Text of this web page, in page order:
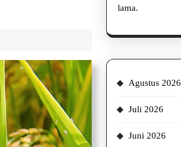
lama.
Agustus 2026
Juli 2026
Juni 2026